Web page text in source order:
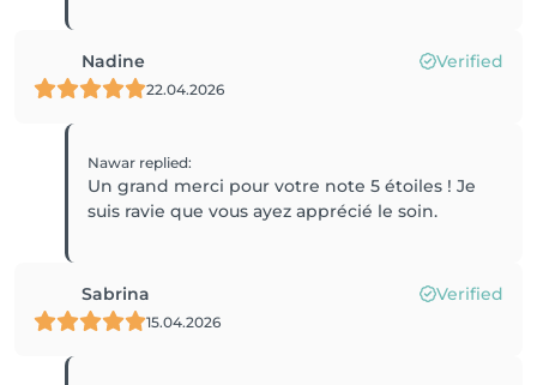
Nadine Verified
22.04.2026
Nawar replied:
Un grand merci pour votre note 5 étoiles ! Je
suis ravie que vous ayez apprécié le soin.
Sabrina Verified
15.04.2026